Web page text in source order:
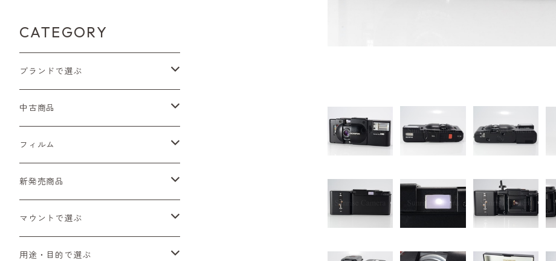
CATEGORY
ブランドで選ぶ
Nikon（ニコン）
Sシリーズ
Fシリーズ（一桁＋F100）
Canon（キヤノン）
レンジファインダー（7、P）
PENTAX（ペンタックス）
SL、SP
K2、KX、KM
CONTAX（コンタックス）
G1、G2
MINOLTA（ミノルタ）
中古商品
フィルムカメラ
一眼レフカメラ（マニュアルフォーカス）
一眼レフカメラ（オートフォーカス）
デジタルカメラ
一眼カメラ
ミラーレスカメラ
マニュアルレンズ
一眼レンズ
オートフォーカスレンズ
フィルム
レンズ付きフィルム
35mm（135）カラーネガ
35mm（135）白黒ネガ
新発売商品
フィルムカメラ
レンズ付きフィルム
マウントで選ぶ
M42
用途・目的で選ぶ